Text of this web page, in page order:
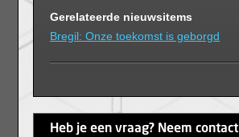
Gerelateerde nieuwsitems
Bregil: Onze toekomst is geborgd
Heb je een vraag? Neem contact